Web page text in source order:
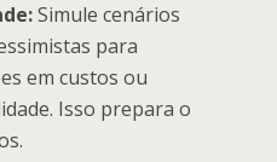
Simule cenários
para
em custos ou
Isso prepara o